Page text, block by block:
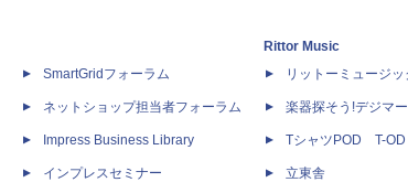
SmartGridフォーラム
ネットショップ担当者フォーラム
Impress Business Library
インプレスセミナー
Rittor Music
リットーミュージッ
楽器探そう!デジマー
TシャツPOD T-OD
立東舎